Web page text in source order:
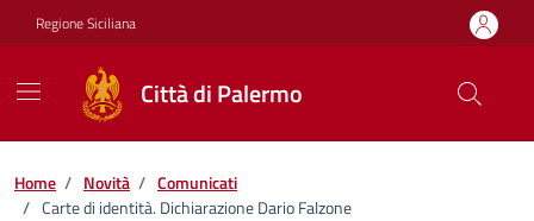
Vai ai contenuti
Vai al footer
Regione Siciliana
Città di Palermo
Home / Novità / Comunicati
/ Carte di identità. Dichiarazione Dario Falzone